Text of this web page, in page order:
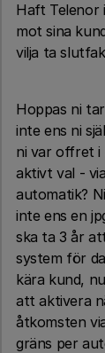
Haft Telenor
mot sina
vilja ta
Hoppas ni
inte ens ni
ni var offret i
aktivt val -
automatik?
inte ens en
ska ta 3 år
system för
kära kund,
att aktivera
åtkomsten
gräns per